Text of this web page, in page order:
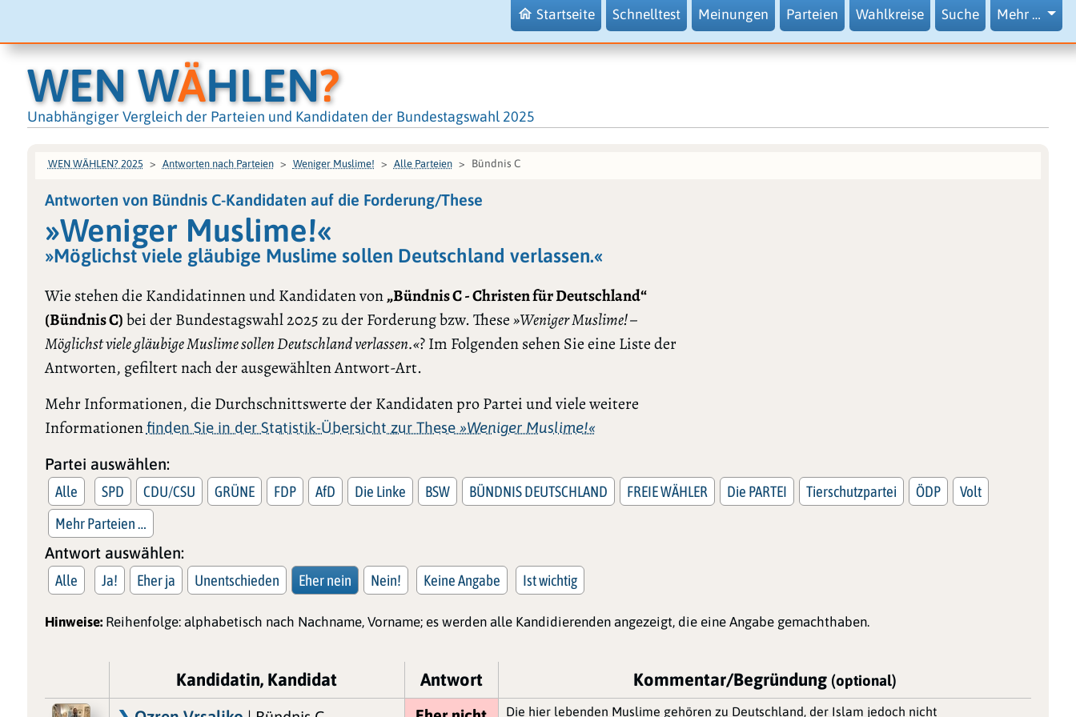
Startseite Schnelltest Meinungen Parteien Wahlkreise Suche Mehr …
WEN WÄHLEN?
Unabhängiger Vergleich der Parteien und Kandidaten der Bundestagswahl 2025
WEN WÄHLEN? 2025 Antworten nach Parteien Weniger Muslime! Alle Parteien Bündnis C
Antworten von Bündnis C-Kandidaten auf die Forderung/These
»Weniger Muslime!«
»Möglichst viele gläubige Muslime sollen Deutschland verlassen.«
Wie stehen die Kandidatinnen und Kandidaten von„Bündnis C - Christen für Deutschland“
(Bündnis C)bei der Bundestagswahl 2025 zu der Forderung bzw. These»Weniger Muslime! –
Möglichst viele gläubige Muslime sollen Deutschland verlassen.«? Im Folgenden sehen Sie eine Liste der
Antworten, gefiltert nach der ausgewählten Antwort-Art.
Mehr Informationen, die Durchschnittswerte der Kandidaten pro Partei und viele weitere
Informationenfinden Sie in der Statistik-Übersicht zur These »Weniger Muslime!«
Partei auswählen:
Alle SPD CDU/CSU GRÜNE FDP AfD Die Linke BSW BÜNDNIS DEUTSCHLAND FREIE WÄHLER Die PARTEI Tierschutzpartei ÖDP
Volt
Mehr Parteien …
Antwort auswählen:
Alle Ja! Eher ja Unentschieden Eher nein Nein! Keine Angabe Ist wichtig
Hinweise: Reihenfolge: alphabetisch nach Nachname, Vorname; es werden alle Kandidierenden angezeigt, die eine Angabe gemachthaben.
Kandidatin, Kandidat Antwort Kommentar/Begründung (optional)
Die hier lebenden Muslime gehören zu Deutschland, der Islam jedoch nicht